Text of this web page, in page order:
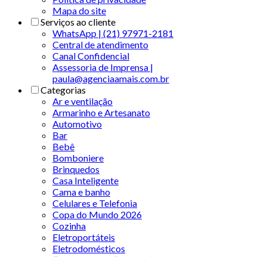
Mapa do site
Serviços ao cliente
WhatsApp | (21) 97971-2181
Central de atendimento
Canal Confidencial
Assessoria de Imprensa |
paula@agenciaamais.com.br
Categorias
Ar e ventilação
Armarinho e Artesanato
Automotivo
Bar
Bebê
Bomboniere
Brinquedos
Casa Inteligente
Cama e banho
Celulares e Telefonia
Copa do Mundo 2026
Cozinha
Eletroportáteis
Eletrodomésticos